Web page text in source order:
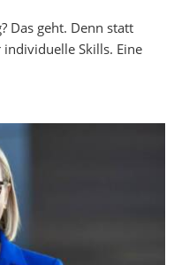
Das geht. Denn statt
Skills. Eine